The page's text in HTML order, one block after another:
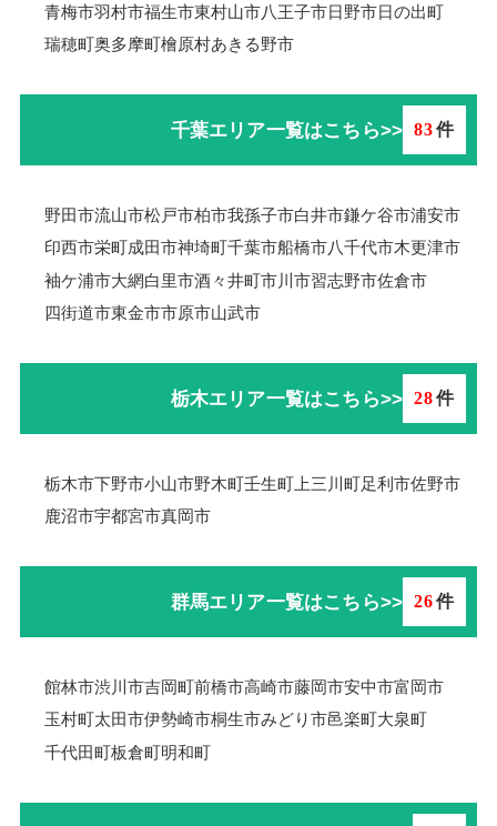
青梅市羽村市福生市東村山市八王子市日野市日の出町
瑞穂町奥多摩町檜原村あきる野市
千葉エリア一覧はこちら>> 83件
野田市流山市松戸市柏市我孫子市白井市鎌ケ谷市浦安市
印西市栄町成田市神埼町千葉市船橋市八千代市木更津市
袖ケ浦市大網白里市酒々井町市川市習志野市佐倉市
四街道市東金市市原市山武市
栃木エリア一覧はこちら>> 28件
栃木市下野市小山市野木町壬生町 上三川町足利市佐野市
鹿沼市宇都宮市真岡市
群馬エリア一覧はこちら>> 26件
館林市渋川市吉岡町前橋市高崎市藤岡市安中市富岡市
玉村町太田市伊勢崎市桐生市みどり市邑楽町大泉町
千代田町板倉町明和町